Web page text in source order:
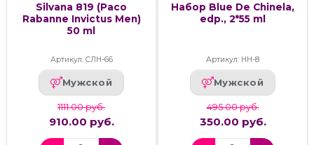
Silvana 819 (Paco
Rabanne Invictus Men)
50 ml
Артикул: СЛН-66
Мужской
1111.00 руб.
910.00 руб.
Набор Blue De Chinela,
edp., 2*55 ml
Артикул: НН-8
Мужской
495.00 руб.
350.00 руб.